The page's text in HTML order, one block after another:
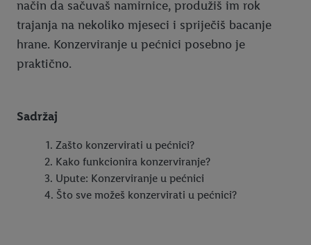
način da sačuvaš namirnice, produžiš im rok
trajanja na nekoliko mjeseci i spriječiš bacanje
hrane. Konzerviranje u pećnici posebno je
praktično.
Sadržaj
Zašto konzervirati u pećnici?
Kako funkcionira konzerviranje?
Upute: Konzerviranje u pećnici
Što sve možeš konzervirati u pećnici?